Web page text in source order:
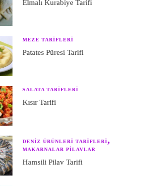
Elmalı Kurabiye Tarifi
MEZE TARIFLERI
Patates Püresi Tarifi
SALATA TARIFLERI
Kısır Tarifi
DENIZ ÜRÜNLERI TARIFLERI
MAKARNALAR PILAVLAR
Hamsili Pilav Tarifi